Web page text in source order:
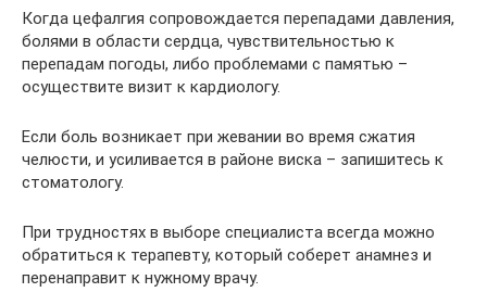
Когда цефалгия сопровождается перепадами давления,
болями в области сердца, чувствительностью к
перепадам погоды, либо проблемами с памятью –
осуществите визит к кардиологу.
Если боль возникает при жевании во время сжатия
челюсти, и усиливается в районе виска – запишитесь к
стоматологу.
При трудностях в выборе специалиста всегда можно
обратиться к терапевту, который соберет анамнез и
перенаправит к нужному врачу.